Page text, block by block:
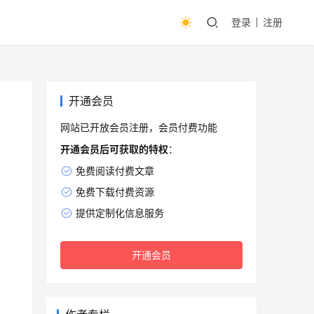
登录 注册
开通会员
网站已开放会员注册，会员付费功能
开通会员后可获取的特权：
免费阅读付费文章
免费下载付费资源
提供定制化信息服务
开通会员